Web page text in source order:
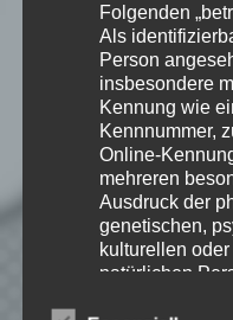
Ich spiele
gerne Strategie,
Puzzle-Spiele.
von
Berichte zu
Tutorials zu
Entwicklung.
Erfahre mehr
Folgenden
Als
Person
insbesondere
Kennung wie
Kennnummer,
Online-
mehreren
Ausdruck der
genetischen,
kulturellen
natürlichen